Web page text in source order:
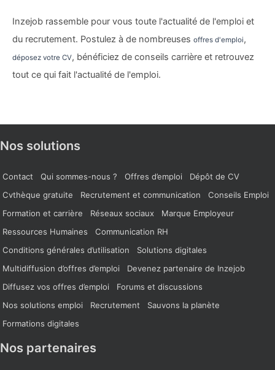
Inzejob rassemble pour vous toute l'actualité de l'emploi et
du recrutement. Postulez à de nombreuses offres d'emploi,
déposez votre CV, bénéficiez de conseils carrière et retrouvez
tout ce qui fait l'actualité de l'emploi.
Nos solutions
Contact Qui sommes-nous ? Offres d’emploi
Dépôt de CV
Cvthèque gratuite
Recrutement et communication
Conseils Emploi
Formation et carrière
Réseaux sociaux
Marque Employeur
Ressources Humaines
Communication RH
Conditions générales d’utilisation
Solutions digitales
Multidiffusion d’offres d’emploi
Devenez partenaire de Inzejob
Diffusez vos offres d’emploi
Forums et discussions
Nos solutions emploi
Recrutement
Sauvons la planète
Formations digitales
Nos partenaires